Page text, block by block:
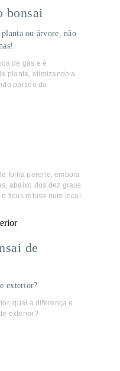
bonsai
ou árvore, não
de gás e é
planta, otimizando a
partido da
folha perene, embora
abaixo dos dez graus
ficus retusa num local
de
exterior?
qual a diferença e
exterior?